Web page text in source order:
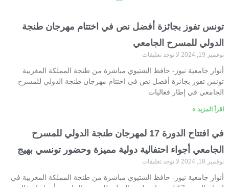
تونس تفوز بجائزة أفضل نص في اختتام مهرجان طنجة
الدولي للمسرح الجامعي
نوفمبر 19, 2024 لا توجد تعليقات
أنوار جامعية نيوز- حافظ الشتيوي مباشرة من طنجة المملكة المغربية
تونس تفوز بجائزة أفضل نص في اختتام مهرجان طنجة الدولي للمسرح
الجامعي في إطار فعاليات
اقرأ المزيد »
في افتتاح الدورة 17 لمهرجان طنجة الدولي للمسرح
الجامعي أجواء احتفالية دولية مميزة وحضور تونسي بهيج
نوفمبر 18, 2024 لا توجد تعليقات
أنوار جامعية نيوز- حافظ الشتيوي مباشرة من طنجة المملكة المغربية في